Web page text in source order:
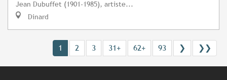
Jean Dubuffet (1901-1985), artiste...
Dinard
1 2 3 31+ 62+ 93 ❯ ❯❯